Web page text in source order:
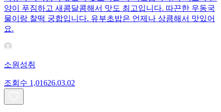
양이 푸짐하고 새콤달콤해서 맛도 최고입니다. 따끈한 우동국
물이랑 찰떡 궁합입니다. 유부초밥은 언제나 상큼해서 맛있어
요.
소원성취
조회수 1,01626.03.02